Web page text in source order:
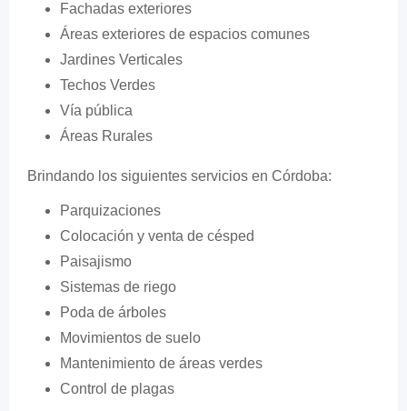
Fachadas exteriores
Áreas exteriores de espacios comunes
Jardines Verticales
Techos Verdes
Vía pública
Áreas Rurales
Brindando los siguientes servicios en Córdoba:
Parquizaciones
Colocación y venta de césped
Paisajismo
Sistemas de riego
Poda de árboles
Movimientos de suelo
Mantenimiento de áreas verdes
Control de plagas